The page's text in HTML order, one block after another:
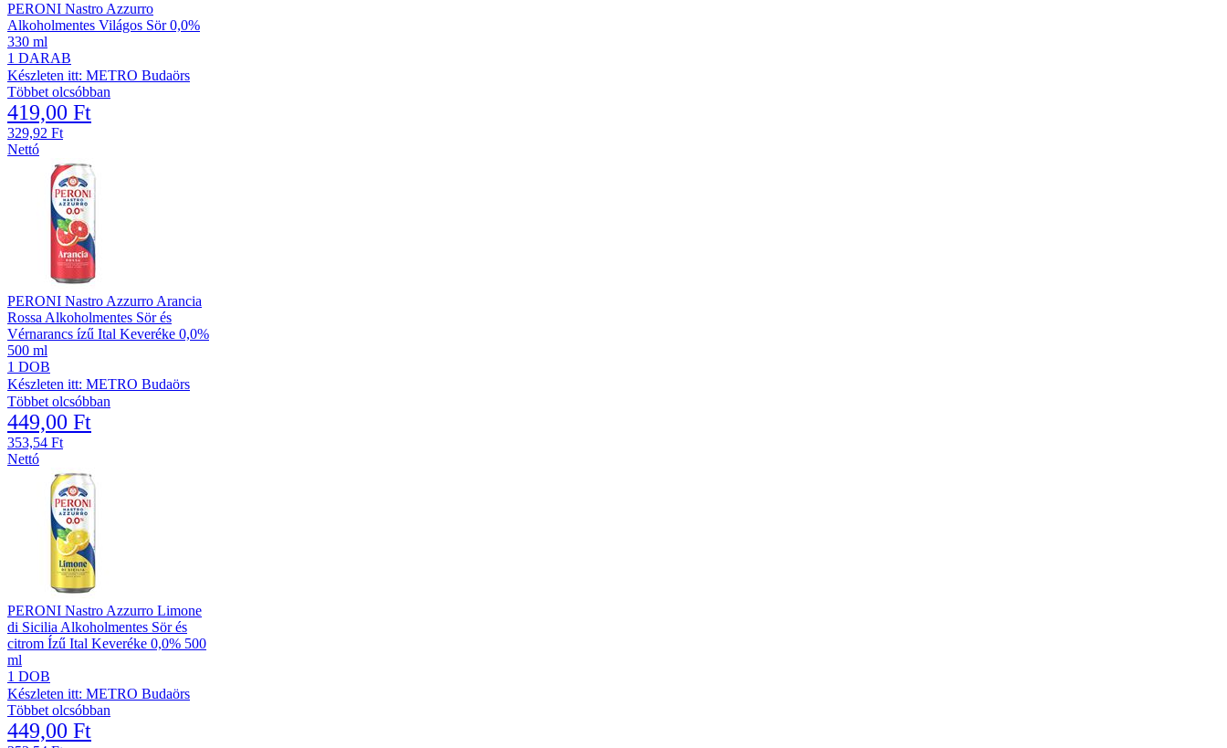
PERONI Nastro Azzurro
Alkoholmentes Világos Sör 0,0%
330 ml
1 DARAB
Készleten itt: METRO Budaörs
Többet olcsóbban
419,00 Ft
329,92 Ft
Nettó
PERONI Nastro Azzurro Arancia
Rossa Alkoholmentes Sör és
Vérnarancs ízű Ital Keveréke 0,0%
500 ml
1 DOB
Készleten itt: METRO Budaörs
Többet olcsóbban
449,00 Ft
353,54 Ft
Nettó
PERONI Nastro Azzurro Limone
di Sicilia Alkoholmentes Sör és
citrom Ízű Ital Keveréke 0,0% 500
ml
1 DOB
Készleten itt: METRO Budaörs
Többet olcsóbban
449,00 Ft